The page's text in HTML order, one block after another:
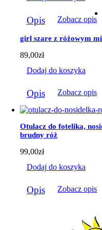
Opis Zobacz opis
girl szare z różowym
89,00zł
Dodaj do koszyka
Opis Zobacz opis
Otulacz do fotelika,
brudny róż
99,00zł
Dodaj do koszyka
Opis Zobacz opis